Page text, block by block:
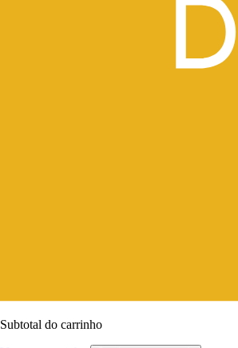
Subtotal do carrinho